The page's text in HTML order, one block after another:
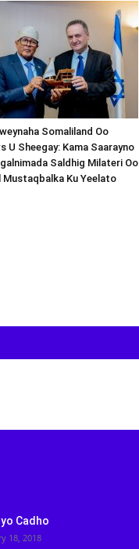
Somaliland Oo
U Sheegay: Kama Saarayno
Saldhig Milateri Oo
Mustaqbalka Ku Yeelato
Cadho
18, 2018